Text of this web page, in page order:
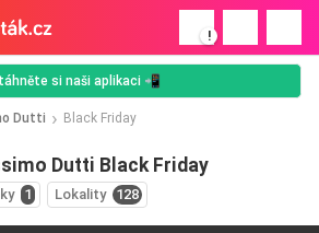
!
si naši aplikaci 📲
Dutti Black Friday
Dutti Black Friday
1 Lokality 128